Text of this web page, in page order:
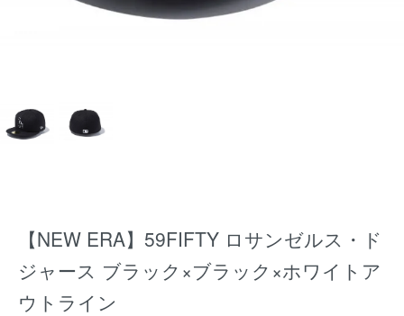
【NEW ERA】59FIFTY ロサンゼルス・ド
ジャース ブラック×ブラック×ホワイトア
ウトライン